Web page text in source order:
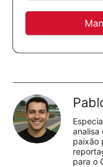
analisa
paixão
para o